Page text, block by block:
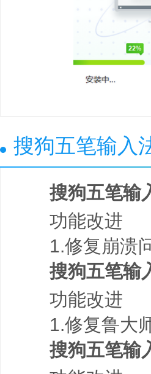
搜狗五笔输入
搜狗五笔输
功能改进
1.修复崩溃
搜狗五笔输
功能改进
1.修复鲁大师
搜狗五笔输